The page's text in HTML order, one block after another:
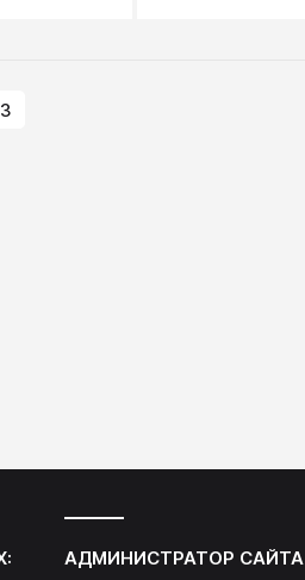
3
АДМИНИСТРАТОР САЙТА